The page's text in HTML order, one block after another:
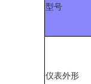
型号
仪表外形